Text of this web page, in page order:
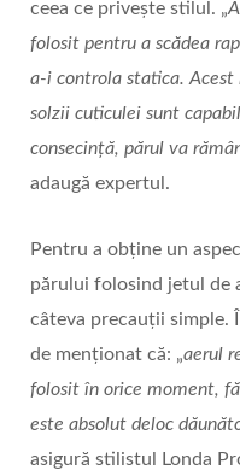
ceea ce privește stilul. „
folosit pentru a scădea
a-i controla statica. Acest
solzii cuticulei sunt
consecință, părul va
adaugă expertul.
Pentru a obține un
părului folosind jetul de
câteva precauții simple.
de menționat că: „aerul
folosit în orice moment,
este absolut deloc
asigură stilistul Londa